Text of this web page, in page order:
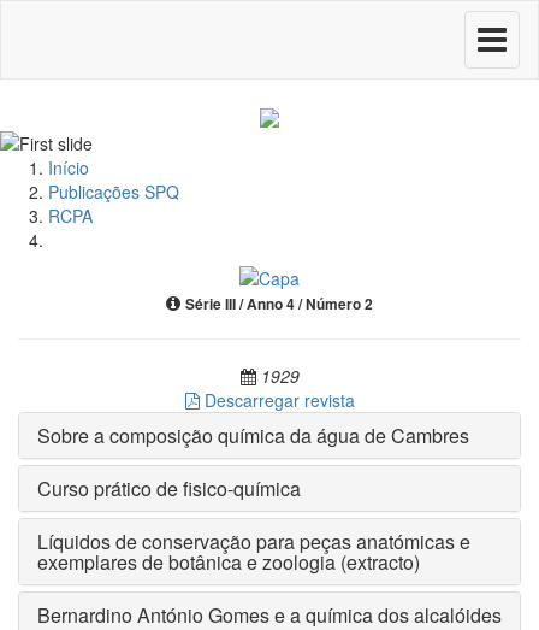
Toggle
Início
Publicações SPQ
RCPA
Série III / Anno 4 / Número 2
1929
Descarregar revista
Sobre a composição química da água de Cambres
Curso prático de fisico-química
Líquidos de conservação para peças anatómicas e
exemplares de botânica e zoologia (extracto)
Bernardino António Gomes e a química dos alcalóides